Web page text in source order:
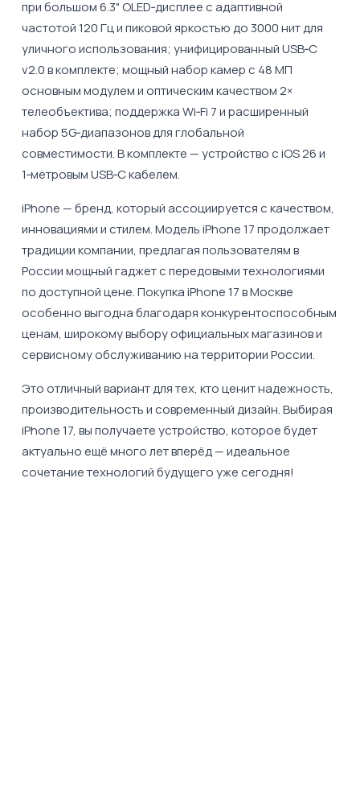
при большом 6.3" OLED‑дисплее с адаптивной
частотой 120 Гц и пиковой яркостью до 3000 нит для
уличного использования; унифицированный USB‑C
v2.0 в комплекте; мощный набор камер с 48 МП
основным модулем и оптическим качеством 2×
телеобъектива; поддержка Wi‑Fi 7 и расширенный
набор 5G‑диапазонов для глобальной
совместимости. В комплекте — устройство с iOS 26 и
1‑метровым USB‑C кабелем.
iPhone — бренд, который ассоциируется с качеством,
инновациями и стилем. Модель iPhone 17 продолжает
традиции компании, предлагая пользователям в
России мощный гаджет с передовыми технологиями
по доступной цене. Покупка iPhone 17 в Москве
особенно выгодна благодаря конкурентоспособным
ценам, широкому выбору официальных магазинов и
сервисному обслуживанию на территории России.
Это отличный вариант для тех, кто ценит надежность,
производительность и современный дизайн. Выбирая
iPhone 17, вы получаете устройство, которое будет
актуально ещё много лет вперёд — идеальное
сочетание технологий будущего уже сегодня!